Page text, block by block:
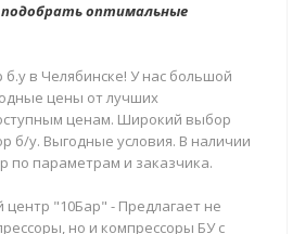
подобрать оптимальные
б.у в Челябинске! У нас большой
цены от лучших
ценам. Широкий выбор
б/у. Выгодные условия. В наличии
по параметрам и заказчика.
центр "10Бар" - Предлагает не
но и компрессоры БУ с